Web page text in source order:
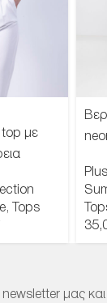
με
, Tops
newsletter μας